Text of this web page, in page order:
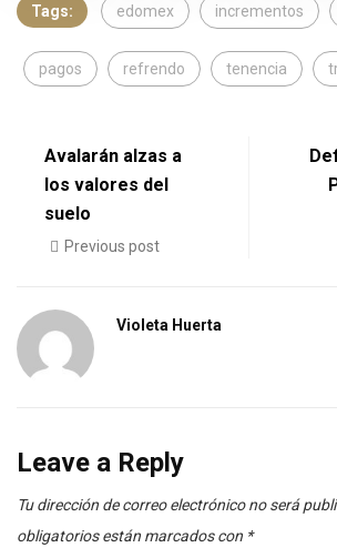
Tags: edomex incrementos
pagos refrendo tenencia
Avalarán alzas a
los valores del
suelo
Previous post
Violeta Huerta
Leave a Reply
Tu dirección de correo electrónico no será
obligatorios están marcados con *